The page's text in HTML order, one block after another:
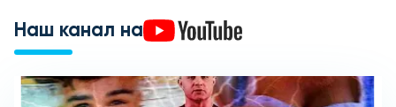
Наш канал на